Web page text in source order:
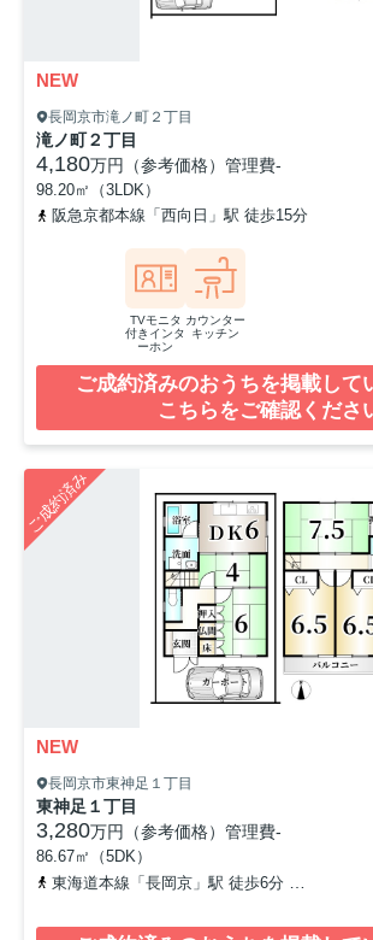
NEW
長岡京市滝ノ町２丁目
滝ノ町２丁目
4,180万円（参考価格） 管理費-
98.20㎡（3LDK）
阪急京都本線「西向日」駅 徒歩15分
TVモニタ
付きインタ
ーホン
カウンター
キッチン
ご成約済みのおうちを掲載して
こちらをご確認くださ
ご成約済み
NEW
長岡京市東神足１丁目
東神足１丁目
3,280万円（参考価格） 管理費-
86.67㎡（5DK）
東海道本線「長岡京」駅 徒歩6分